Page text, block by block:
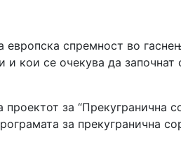
европска спремност во
кои се очекува да започнат
за “Прекугранична
за прекугранична